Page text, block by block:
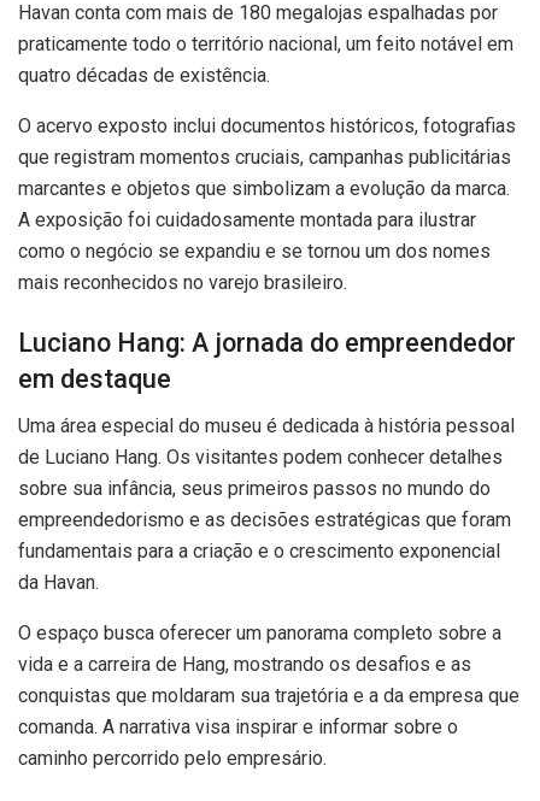
Havan conta com mais de 180 megalojas espalhadas por
praticamente todo o território nacional, um feito notável em
quatro décadas de existência.
O acervo exposto inclui documentos históricos, fotografias
que registram momentos cruciais, campanhas publicitárias
marcantes e objetos que simbolizam a evolução da marca.
A exposição foi cuidadosamente montada para ilustrar
como o negócio se expandiu e se tornou um dos nomes
mais reconhecidos no varejo brasileiro.
Luciano Hang: A jornada do empreendedor
em destaque
Uma área especial do museu é dedicada à história pessoal
de Luciano Hang. Os visitantes podem conhecer detalhes
sobre sua infância, seus primeiros passos no mundo do
empreendedorismo e as decisões estratégicas que foram
fundamentais para a criação e o crescimento exponencial
da Havan.
O espaço busca oferecer um panorama completo sobre a
vida e a carreira de Hang, mostrando os desafios e as
conquistas que moldaram sua trajetória e a da empresa que
comanda. A narrativa visa inspirar e informar sobre o
caminho percorrido pelo empresário.